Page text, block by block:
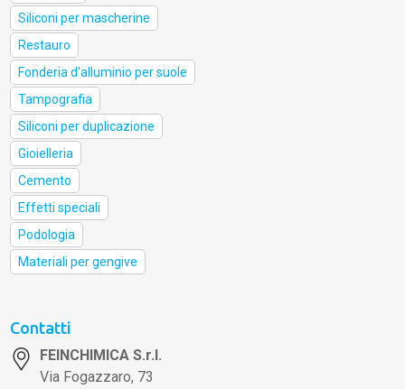
Siliconi per mascherine
Restauro
Fonderia d'alluminio per suole
Tampografia
Siliconi per duplicazione
Gioielleria
Cemento
Effetti speciali
Podologia
Materiali per gengive
Contatti
FEINCHIMICA S.r.l.
Via Fogazzaro, 73